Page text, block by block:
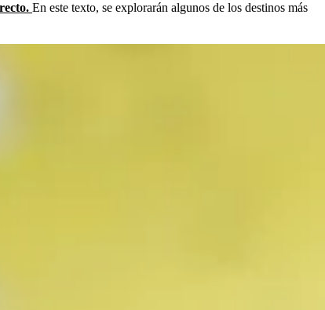
En este texto, se explorarán algunos de los destinos más